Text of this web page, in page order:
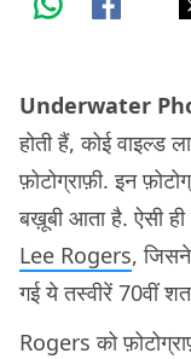
Underwater
होती हैं, कोई वाइल्ड
फ़ोटोग्राफ़ी. इन
बख़ूबी आता है. ऐसी
Lee Rogers,
गई ये तस्वीरें 70वीं
Rogers को